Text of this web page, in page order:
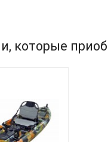
которые